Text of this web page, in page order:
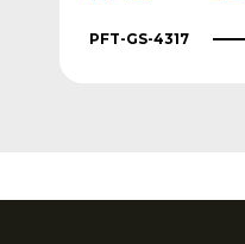
PFT-GS-4317